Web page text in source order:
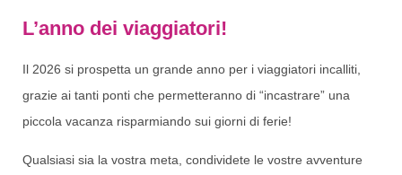
L’anno dei viaggiatori!
Il 2026 si prospetta un grande anno per i viaggiatori incalliti,
grazie ai tanti ponti che permetteranno di “incastrare” una
piccola vacanza risparmiando sui giorni di ferie!
Qualsiasi sia la vostra meta, condividete le vostre avventure